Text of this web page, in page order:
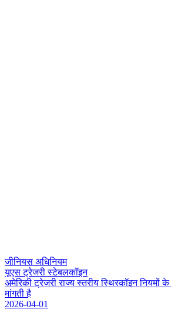
जीनियस अधिनियम
यूएस ट्रेजरी स्टेबलकॉइन
अमरक टरजर रजय सतरय सरकइन नयम क
मगत ह
2026-04-01